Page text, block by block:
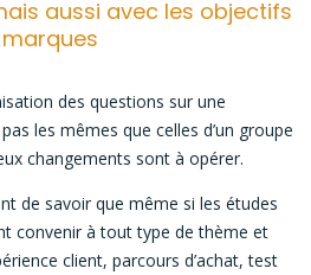
aussi avec les objectifs
des questions sur une
les mêmes que celles d’un groupe
changements sont à opérer.
de savoir que même si les études
convenir à tout type de thème et
client, parcours d’achat, test